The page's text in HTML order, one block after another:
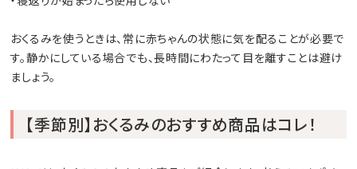
おくるみを使うときは、常に赤ちゃんの状態に気を配ることが必要で
す。静かにしている場合でも、長時間にわたって目を離すことは避け
ましょう。
【季節別】おくるみのおすすめ商品はコレ！